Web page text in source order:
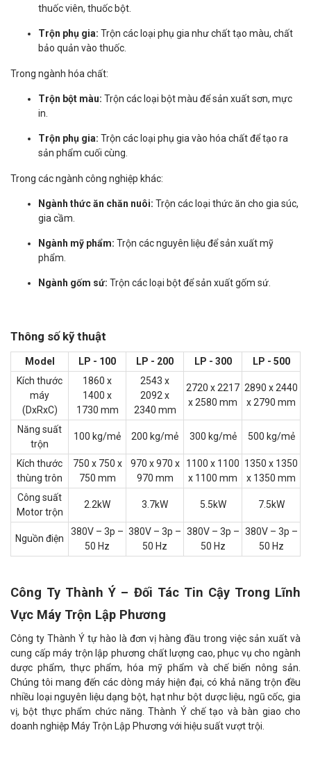
thuốc viên, thuốc bột.
Trộn phụ gia: Trộn các loại phụ gia như chất tạo màu, chất
bảo quản vào thuốc.
Trong ngành hóa chất:
Trộn bột màu: Trộn các loại bột màu để sản xuất sơn, mực
in.
Trộn phụ gia: Trộn các loại phụ gia vào hóa chất để tạo ra
sản phẩm cuối cùng.
Trong các ngành công nghiệp khác:
Ngành thức ăn chăn nuôi: Trộn các loại thức ăn cho gia súc,
gia cầm.
Ngành mỹ phẩm: Trộn các nguyên liệu để sản xuất mỹ
phẩm.
Ngành gốm sứ: Trộn các loại bột để sản xuất gốm sứ.
Thông số kỹ thuật
Model LP - 100 LP - 200 LP - 300
LP - 500
Kích thước
máy
(DxRxC)
1860 x
1400 x
1730 mm
2543 x
2092 x
2340 mm
2720 x 2217
x 2580 mm
2890 x 2440
x 2790 mm
Năng suất
trộn
100 kg/mẻ 200 kg/mẻ 300 kg/mẻ 500 kg/mẻ
Kích thước
thùng trôn
750 x 750 x
750 mm
970 x 970 x
970 mm
1100 x 1100
x 1100 mm
1350 x 1350
x 1350 mm
Công suất
Motor trộn
2.2kW 3.7kW 5.5kW 7.5kW
Nguồn điện
380V – 3p –
50 Hz
380V – 3p –
50 Hz
380V – 3p –
50 Hz
380V – 3p –
50 Hz
Công Ty Thành Ý – Đối Tác Tin Cậy Trong Lĩnh
Vực Máy Trộn Lập Phương
Công ty Thành Ý tự hào là đơn vị hàng đầu trong việc sản xuất và
cung cấp máy trộn lập phương chất lượng cao, phục vụ cho ngành
dược phẩm, thực phẩm, hóa mỹ phẩm và chế biến nông sản.
Chúng tôi mang đến các dòng máy hiện đại, có khả năng trộn đều
nhiều loại nguyên liệu dạng bột, hạt như bột dược liệu, ngũ cốc, gia
vị, bột thực phẩm chức năng. Thành Ý chế tạo và bàn giao cho
doanh nghiệp Máy Trộn Lập Phương với hiệu suất vượt trội.